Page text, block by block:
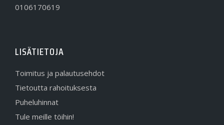
0106170619
LISÄTIETOJA
Toimitus ja palautusehdot
Tietoutta rahoituksesta
Puheluhinnat
Tule meille töihin!